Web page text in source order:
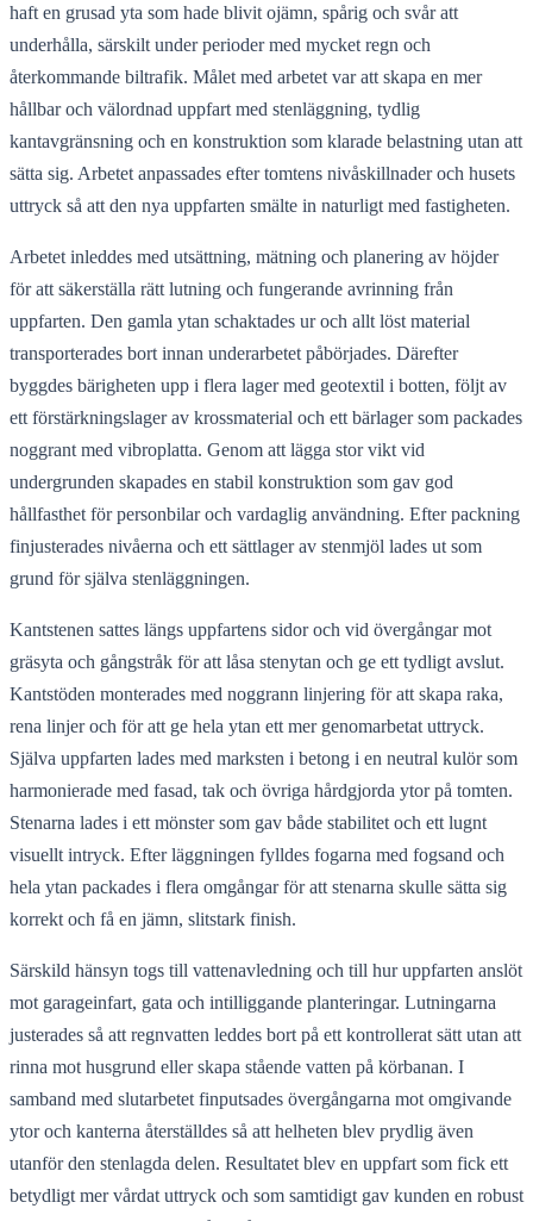
haft en grusad yta som hade blivit ojämn, spårig och svår att
underhålla, särskilt under perioder med mycket regn och
återkommande biltrafik. Målet med arbetet var att skapa en mer
hållbar och välordnad uppfart med stenläggning, tydlig
kantavgränsning och en konstruktion som klarade belastning utan att
sätta sig. Arbetet anpassades efter tomtens nivåskillnader och husets
uttryck så att den nya uppfarten smälte in naturligt med fastigheten.
Arbetet inleddes med utsättning, mätning och planering av höjder
för att säkerställa rätt lutning och fungerande avrinning från
uppfarten. Den gamla ytan schaktades ur och allt löst material
transporterades bort innan underarbetet påbörjades. Därefter
byggdes bärigheten upp i flera lager med geotextil i botten, följt av
ett förstärkningslager av krossmaterial och ett bärlager som packades
noggrant med vibroplatta. Genom att lägga stor vikt vid
undergrunden skapades en stabil konstruktion som gav god
hållfasthet för personbilar och vardaglig användning. Efter packning
finjusterades nivåerna och ett sättlager av stenmjöl lades ut som
grund för själva stenläggningen.
Kantstenen sattes längs uppfartens sidor och vid övergångar mot
gräsyta och gångstråk för att låsa stenytan och ge ett tydligt avslut.
Kantstöden monterades med noggrann linjering för att skapa raka,
rena linjer och för att ge hela ytan ett mer genomarbetat uttryck.
Själva uppfarten lades med marksten i betong i en neutral kulör som
harmonierade med fasad, tak och övriga hårdgjorda ytor på tomten.
Stenarna lades i ett mönster som gav både stabilitet och ett lugnt
visuellt intryck. Efter läggningen fylldes fogarna med fogsand och
hela ytan packades i flera omgångar för att stenarna skulle sätta sig
korrekt och få en jämn, slitstark finish.
Särskild hänsyn togs till vattenavledning och till hur uppfarten anslöt
mot garageinfart, gata och intilliggande planteringar. Lutningarna
justerades så att regnvatten leddes bort på ett kontrollerat sätt utan att
rinna mot husgrund eller skapa stående vatten på körbanan. I
samband med slutarbetet finputsades övergångarna mot omgivande
ytor och kanterna återställdes så att helheten blev prydlig även
utanför den stenlagda delen. Resultatet blev en uppfart som fick ett
betydligt mer vårdat uttryck och som samtidigt gav kunden en robust